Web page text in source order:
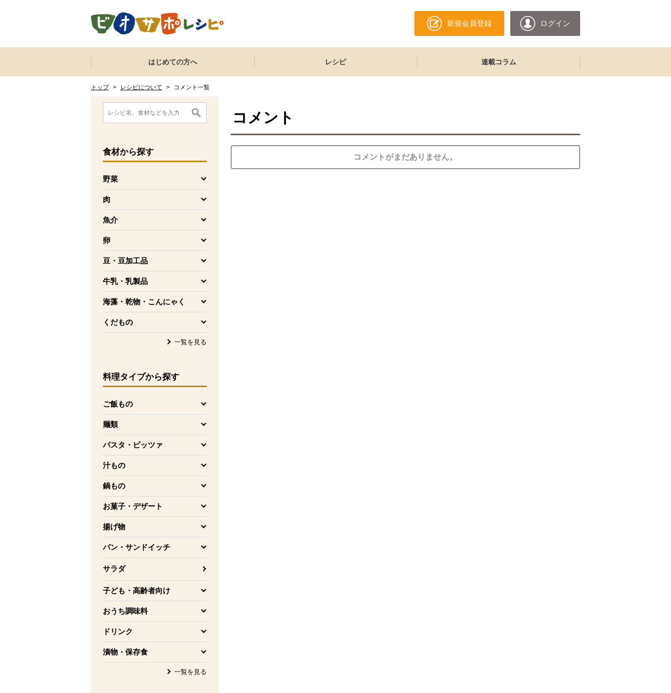
新規会員登録 ログイン
ここからサイト内共通メニューです。
サイト内共通メニューをスキップする
はじめての方へ レシピ 連載コラム
トップ > レシピについて > コメント一覧
ここから消費材検索メニューです。
食材から探す
野菜
を開く
肉
を開く
魚介
を開く
卵
を開く
豆・豆加工品
を開く
牛乳・乳製品
を開く
海藻・乾物・こんにゃく
を開く
くだもの
を開く
一覧を見る
料理タイプから探す
ご飯もの
を開く
麺類
を開く
パスタ・ピッツァ
を開く
汁もの
を開く
鍋もの
を開く
お菓子・デザート
を開く
揚げ物
を開く
パン・サンドイッチ
を開く
サラダ
子ども・高齢者向け
を開く
おうち調味料
を開く
ドリンク
を開く
漬物・保存食
を開く
一覧を見る
消費材検索メニューここまで。
ここから本文です。
コメント
コメントがまだありません。